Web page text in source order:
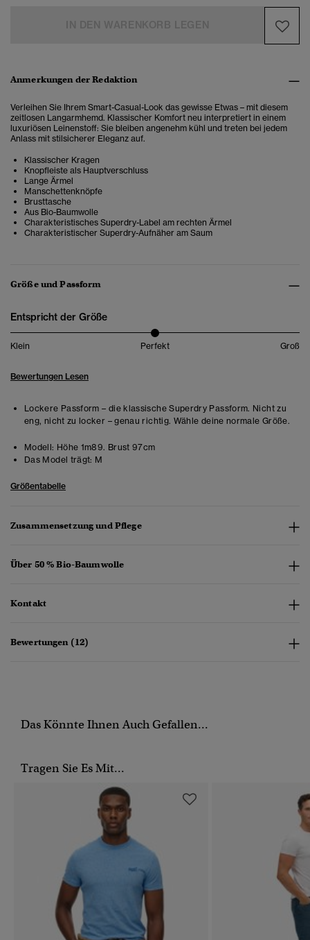
Anmerkungen der Redaktion
Verleihen Sie Ihrem Smart-Casual-Look das gewisse Etwas – mit diesem
zeitlosen Langarmhemd. Klassischer Komfort neu interpretiert in einem
luxuriösen Leinenstoff: Sie bleiben angenehm kühl und treten bei jedem
Anlass mit stilsicherer Eleganz auf.
Klassischer Kragen
Knopfleiste als Hauptverschluss
Lange Ärmel
Manschettenknöpfe
Brusttasche
Aus Bio-Baumwolle
Charakteristisches Superdry-Label am rechten Ärmel
Charakteristischer Superdry-Aufnäher am Saum
Größe und Passform
Entspricht der Größe
Klein Perfekt Groß
Bewertungen Lesen
Lockere Passform – die klassische Superdry Passform. Nicht zu
eng, nicht zu locker – genau richtig. Wähle deine normale Größe.
Modell: Höhe 1m89. Brust 97cm
Das Model trägt: M
Größentabelle
Zusammensetzung und Pflege
Über 50 % Bio-Baumwolle
Kontakt
Bewertungen (12)
Das Könnte Ihnen Auch Gefallen...
Tragen Sie Es Mit...